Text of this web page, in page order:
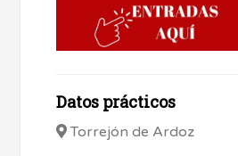
Datos prácticos
Torrejón de Ardoz